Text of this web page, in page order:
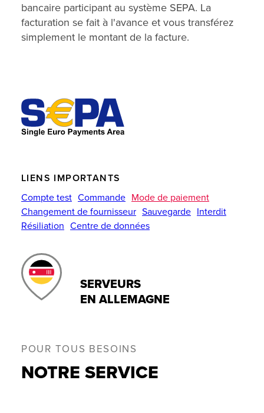
bancaire participant au système SEPA. La
facturation se fait à l'avance et vous transférez
simplement le montant de la facture.
LIENS IMPORTANTS
Compte test Commande Mode de paiement
Changement de fournisseur Sauvegarde Interdit
Résiliation Centre de données
SERVEURS
EN ALLEMAGNE
POUR TOUS BESOINS
NOTRE SERVICE